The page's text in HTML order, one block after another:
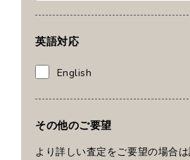
英語対応
English
その他のご要望
より詳しい査定をご要望の場合